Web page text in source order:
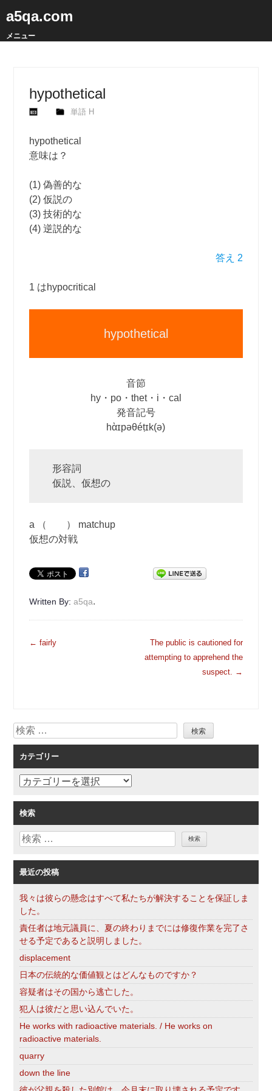
a5qa.com
メニュー
hypothetical
単語 H
hypothetical
意味は？
(1) 偽善的な
(2) 仮説の
(3) 技術的な
(4) 逆説的な
答え 2
1 はhypocritical
hypothetical
音節
hy・po・thet・i・cal
発音記号
hὰɪpəθéṭɪk(ə)
形容詞
仮説、仮想の
a （ ） matchup
仮想の対戦
Written By:a5qa.
投
シ
ョ
ン
← fairly
The public is cautioned for
attempting to apprehend the
suspect. →
検
索
カテゴリー
カ
ゴ
リ
ー
検索
検
最近の投稿
我々は彼らの懸念はすべて私たちが解決することを保証しま
した。
責任者は地元議員に、夏の終わりまでには修復作業を完了さ
せる予定であると説明しました。
displacement
日本の伝統的な価値観とはどんなものですか？
容疑者はその国から逃亡した。
犯人は彼だと思い込んでいた。
He works with radioactive materials. / He works on
radioactive materials.
quarry
down the line